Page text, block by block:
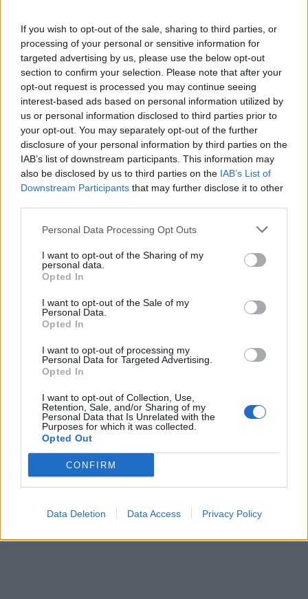
If you wish to opt-out of the sale, sharing to third parties, or
processing of your personal or sensitive information for
targeted advertising by us, please use the below opt-out
section to confirm your selection. Please note that after your
opt-out request is processed you may continue seeing
interest-based ads based on personal information utilized by
us or personal information disclosed to third parties prior to
your opt-out. You may separately opt-out of the further
disclosure of your personal information by third parties on the
IAB’s list of downstream participants. This information may
also be disclosed by us to third parties on the IAB’s List of
Downstream Participants that may further disclose it to other
Personal Data Processing Opt Outs
I want to opt-out of the Sharing of my
personal data.
Opted In
I want to opt-out of the Sale of my
Personal Data.
Opted In
I want to opt-out of processing my
Personal Data for Targeted Advertising.
Opted In
I want to opt-out of Collection, Use,
Retention, Sale, and/or Sharing of my
Personal Data that Is Unrelated with the
Purposes for which it was collected.
Opted Out
CONFIRM
Data Deletion Data Access Privacy Policy
Aksident fatal në Gjermani,
humbin jetën tre anëtarë të një
familjeje nga Ferizaji që po
ktheheshin nga Kosova
UBTech nxjerr robotët
humanoidë me pamje njerëzore
për shoqëri afatgjatë
vende
elektrik thyen rekordin e klasës
Teleskopi më i fuqishëm diellor
në motin hapësinor dhe Tokë